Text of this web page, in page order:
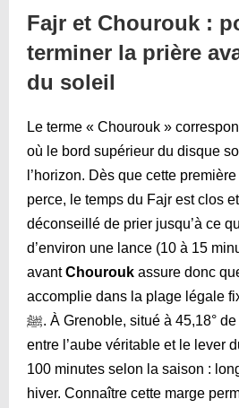
Fajr et Chourouk :
terminer la prière
du soleil
Le terme « Chourouk »
où le bord supérieur du disque
l’horizon. Dès que cette
perce, le temps du Fajr est clos
déconseillé de prier jusqu’à ce
d’environ une lance (10 à 15
avantChourouk assure donc
accomplie dans la plage légale
ﷺ. À Grenoble, situé à 45,18° de latitude, l’intervalle
entre l’aube véritable et le lever
100 minutes selon la saison :
hiver. Connaître cette marge